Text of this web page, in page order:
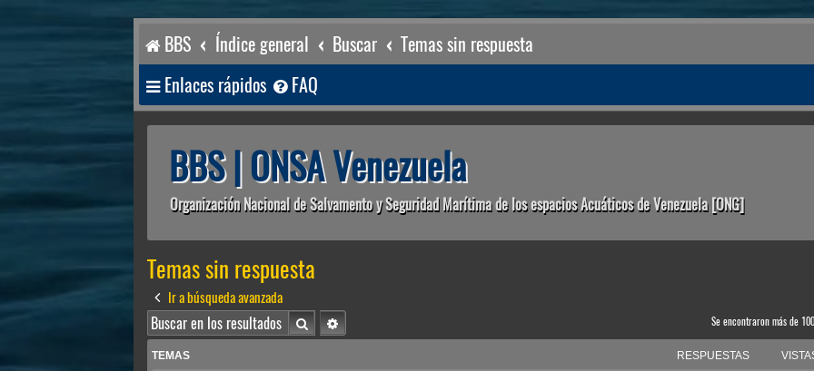
BBS Índice general Buscar Temas sin respuesta
Enlaces rápidos FAQ
BBS | ONSA Venezuela
Organización Nacional de Salvamento y Seguridad Marítima de los espacios Acuáticos de Venezuela [ONG]
Temas sin respuesta
Ir a búsqueda avanzada
BuscarBúsqueda avanzada Se encontraron más de
TEMAS RESPUESTAS